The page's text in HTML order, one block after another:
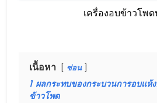
เครื่องอบข้าวโพ
เนื้อหา ซ่อน
1 ผลกระทบของกระบวนการอบแห้
ข้าวโพด